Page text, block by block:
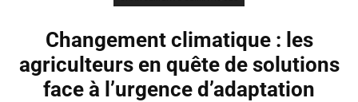
Changement climatique : les
agriculteurs en quête de solutions
face à l’urgence d’adaptation